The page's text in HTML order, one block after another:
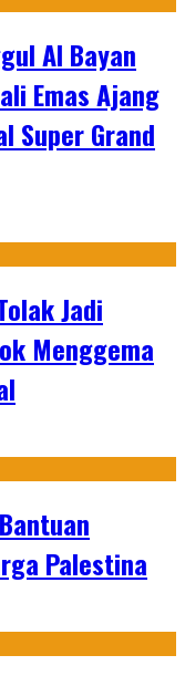
Al Bayan
Emas Ajang
Super Grand
Jadi
Menggema
Palestina